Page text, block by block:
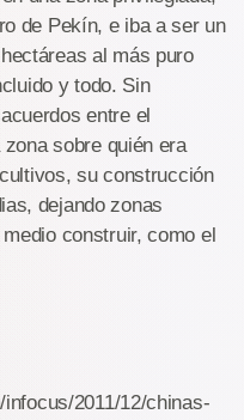
de Pekín, e iba a ser un
al más puro
y todo. Sin
entre el
sobre quién era
su construcción
dejando zonas
construir, como el
2011/12/chinas-